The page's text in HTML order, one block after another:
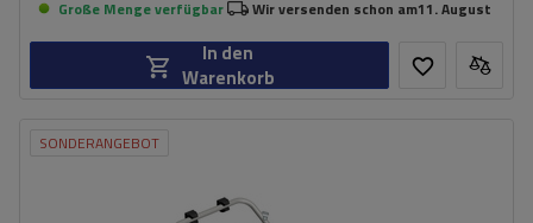
Große Menge verfügbar Wir versenden schon am11. August
In den
Warenkorb
SONDERANGEBOT
45 kg